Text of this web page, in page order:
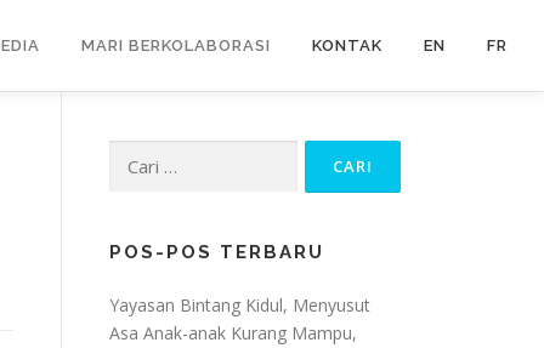
MARI BERKOLABORASI KONTAK EN FR
POS-POS TERBARU
Yayasan Bintang Kidul, Menyusut
Asa Anak-anak Kurang Mampu,